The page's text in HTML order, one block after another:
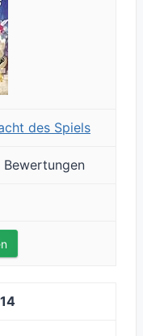
des Spiels
14